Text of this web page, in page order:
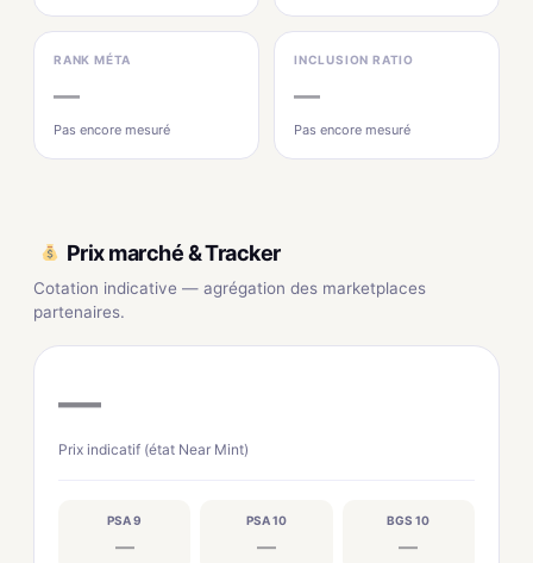
RANK MÉTA
—
Pas encore mesuré
INCLUSION RATIO
—
Pas encore mesuré
Prix marché & Tracker
Cotation indicative — agrégation des marketplaces
partenaires.
—
Prix indicatif (état Near Mint)
PSA 9
—
PSA 10
—
BGS 10
—